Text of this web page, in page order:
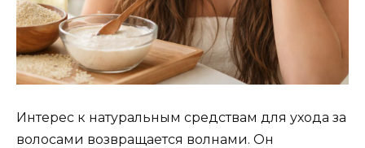
Интерес к натуральным средствам для ухода за
волосами возвращается волнами. Он